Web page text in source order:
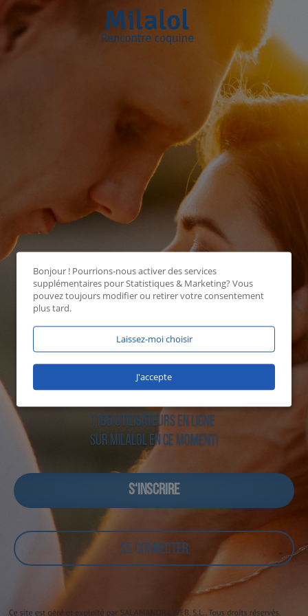
1185 utilisateurs en ligne
sur Milalol en ce moment!
S‘INSCRIRE
SE CONNECTER
Bonjour ! Pourrions-nous activer des services
supplémentaires pourStatistiques & Marketing? Vous
pouvez toujours modifier ou retirer votre consentement
plus tard.
Laissez-moi choisir
J'accepte